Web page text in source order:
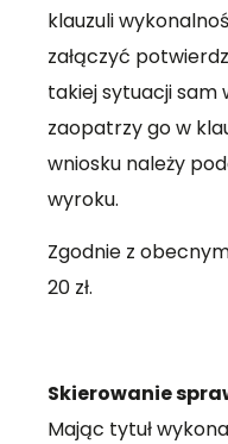
klauzuli
załączyć
takiej sytuacji sam
zaopatrzy go w
wniosku należy
wyroku.
Zgodnie z
20 zł.
Skierowanie
Mając tytuł